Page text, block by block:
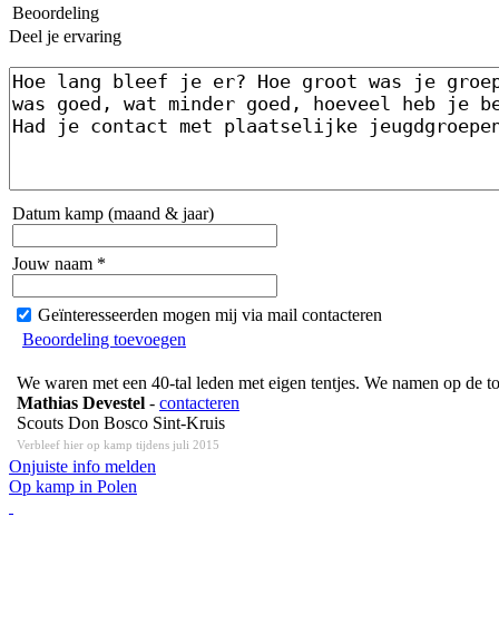
Beoordeling
Deel je ervaring
Datum kamp (maand & jaar)
Jouw naam *
Geïnteresseerden mogen mij via mail contacteren
Beoordeling toevoegen
We waren met een 40-tal leden met eigen tentjes. We namen op de
Mathias Devestel - contacteren
Scouts Don Bosco Sint-Kruis
Verbleef hier op kamp tijdens juli 2015
Onjuiste info melden
Op kamp in Polen